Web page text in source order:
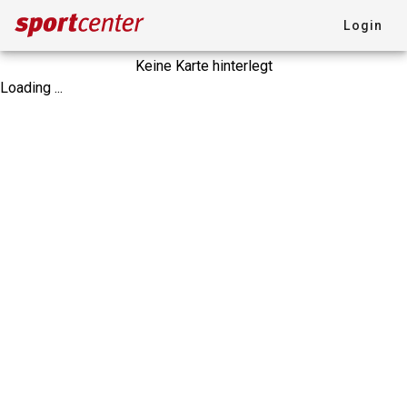
Login
Keine Karte hinterlegt
Loading ...